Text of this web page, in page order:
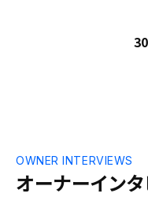
オーナーイン
OWNER INTERVIEWS